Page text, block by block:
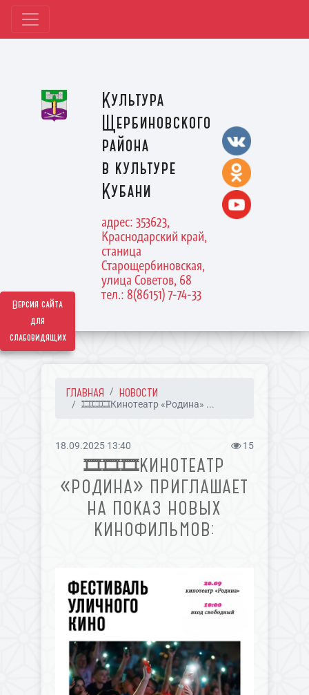
Версия сайта
для
слабовидящих
Культура
Щербиновского
района
в культуре
Кубани
адрес: 353623,
Краснодарский край,
станица
Старощербиновская,
улица Советов, 68
тел.: 8(86151) 7-74-33
ГЛАВНАЯ НОВОСТИ
🎞🎞🎞Кинотеатр «Родина» ...
18.09.2025 13:40 15
🎞🎞🎞КИНОТЕАТР
«РОДИНА» ПРИГЛАШАЕТ
НА ПОКАЗ НОВЫХ
КИНОФИЛЬМОВ: